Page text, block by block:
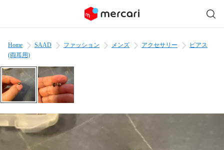
Home SAAD ファッション メンズ アクセサリー
ピアス
(両耳用)